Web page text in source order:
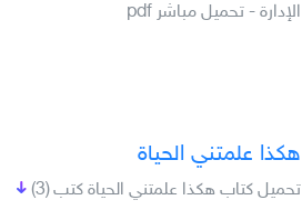
الإدارة - تحميل مباشر pdf
هكذا علمتني الحياة
(3)تحميل كتاب هكذا علمتني الحياة كتب